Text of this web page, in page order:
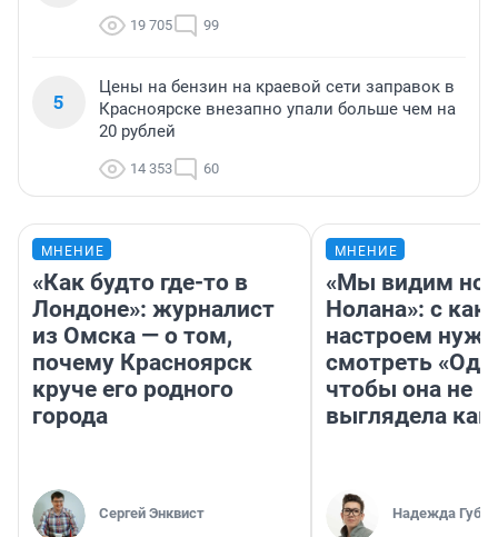
19 705 99
5
Цены на бензин на краевой сети заправок в
Красноярске внезапно упали больше чем на
20 рублей
14 353 60
МНЕНИЕ
«Как будто где-то в
Лондоне»: журналист
из Омска — о том,
почему Красноярск
круче его родного
города
Сергей Энквист
МНЕНИЕ
«Мы видим
Нолана»: с
настроем
смотреть
чтобы она не
выглядела как
Надежда